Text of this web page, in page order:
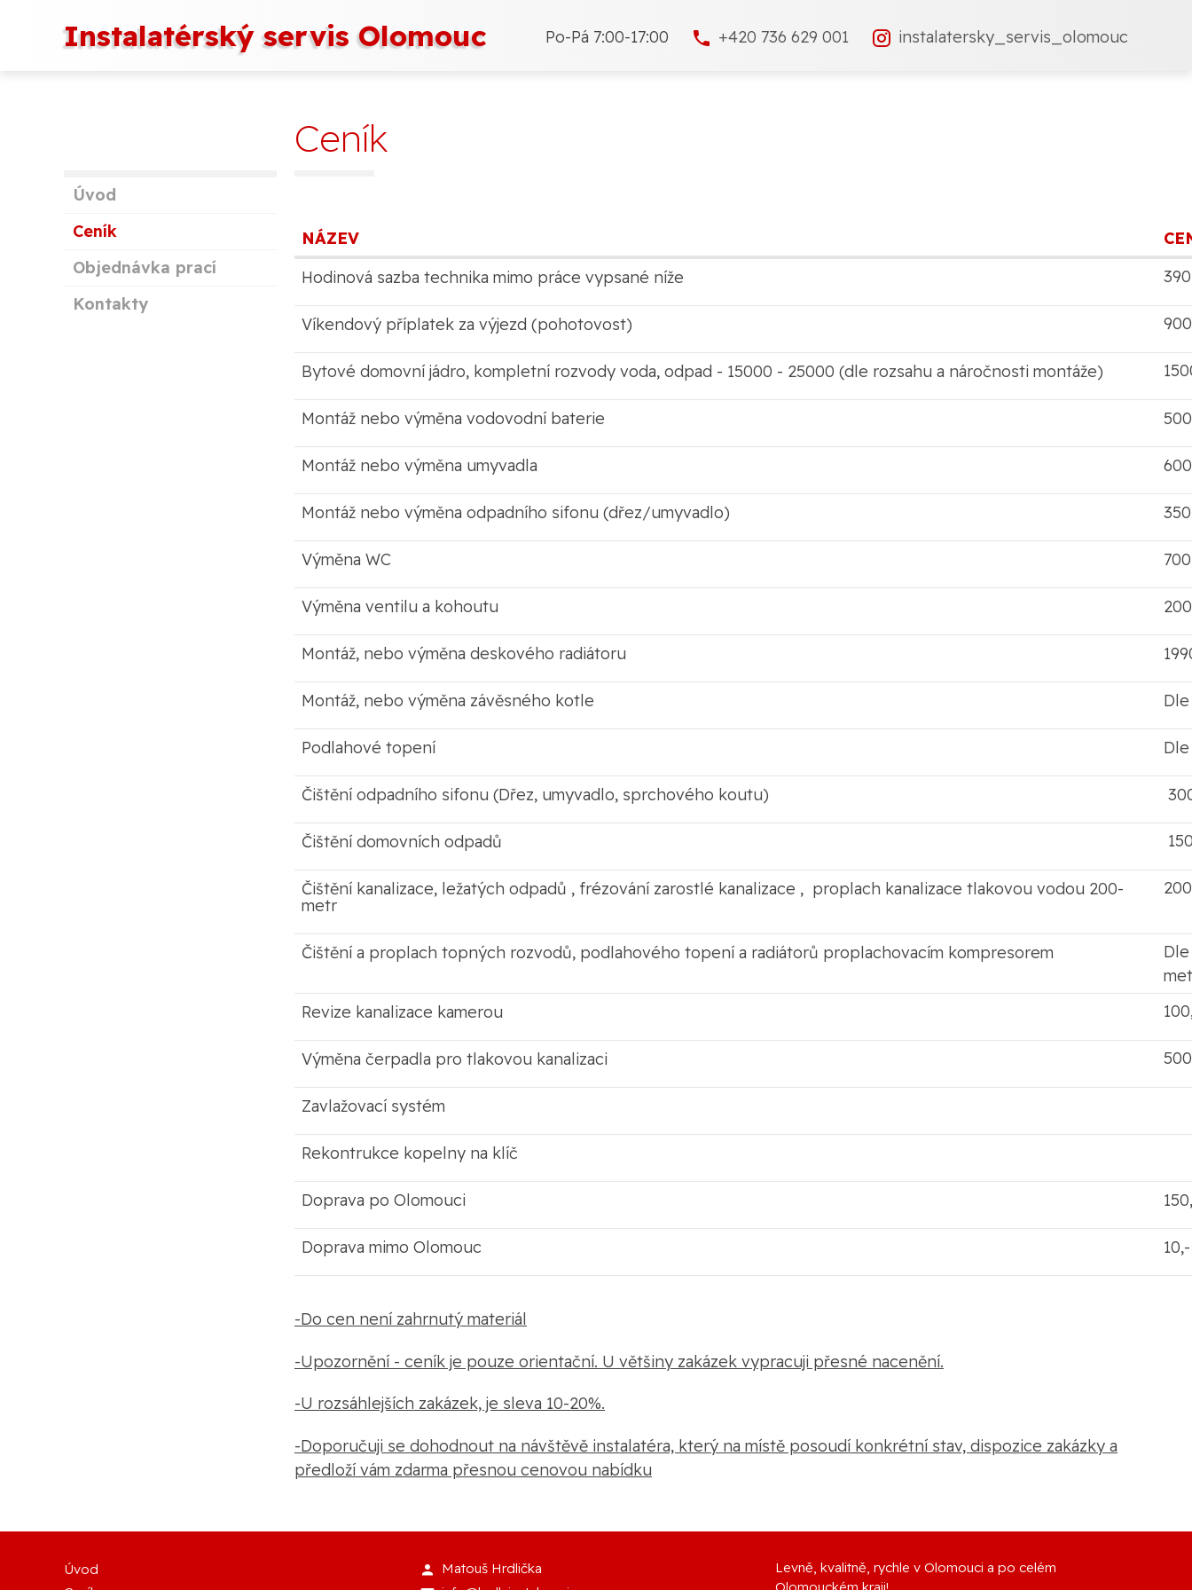
Instalatérský servis Olomouc Po-Pá 7:00-17:00 +420 736 629 001 instalatersky_servis_olomouc
Úvod
Ceník
Objednávka prací
Kontakty
Ceník
NÁZEV
Hodinová sazba technika mimo práce vypsané níže
Víkendový příplatek za výjezd (pohotovost)
Bytové domovní jádro, kompletní rozvody voda, odpad - 15000 - 25000 (dle rozsahu a náročnosti montáže)
Montáž nebo výměna vodovodní baterie
Montáž nebo výměna umyvadla
Montáž nebo výměna odpadního sifonu (dřez/umyvadlo)
Výměna WC
Výměna ventilu a kohoutu
Montáž, nebo výměna deskového radiátoru
Montáž, nebo výměna závěsného kotle
Podlahové topení
Čištění odpadního sifonu (Dřez, umyvadlo, sprchového koutu)
Čištění domovních odpadů
Čištění kanalizace, ležatých odpadů , frézování zarostlé kanalizace , proplach kanalizace tlakovou vodou 200-
metr
Čištění a proplach topných rozvodů, podlahového topení a radiátorů proplachovacím kompresorem
Revize kanalizace kamerou
Výměna čerpadla pro tlakovou kanalizaci
Zavlažovací systém
Rekontrukce kopelny na klíč
Doprava po Olomouci
Doprava mimo Olomouc
-Do cen není zahrnutý materiál
-Upozornění - ceník je pouze orientační. U většiny zakázek vypracuji přesné nacenění.
-U rozsáhlejších zakázek, je sleva 10-20%.
-Doporučuji se dohodnout na návštěvě instalatéra, který na místě posoudí konkrétní stav, dispozice zakázky a
předloží vám zdarma přesnou cenovou nabídku
Úvod
Matouš Hrdlička
Levně, kvalitně, rychle v Olomouci a po celém